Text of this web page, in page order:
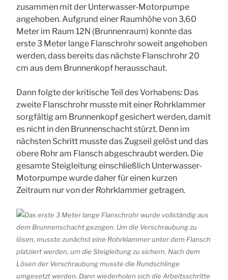
zusammen mit der Unterwasser-Motorpumpe
angehoben. Aufgrund einer Raumhöhe von 3,60
Meter im Raum 12N (Brunnenraum) konnte das
erste 3 Meter lange Flanschrohr soweit angehoben
werden, dass bereits das nächste Flanschrohr 20
cm aus dem Brunnenkopf herausschaut.
Dann folgte der kritische Teil des Vorhabens: Das
zweite Flanschrohr musste mit einer Rohrklammer
sorgfältig am Brunnenkopf gesichert werden, damit
es nicht in den Brunnenschacht stürzt. Denn im
nächsten Schritt musste das Zugseil gelöst und das
obere Rohr am Flansch abgeschraubt werden. Die
gesamte Steigleitung einschließlich Unterwasser-
Motorpumpe wurde daher für einen kurzen
Zeitraum nur von der Rohrklammer getragen.